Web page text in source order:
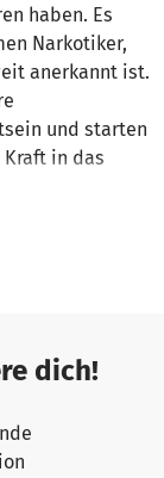
haben. Es
Narkotiker,
anerkannt ist.
und starten
Kraft in das
wurde es von
Väter
Familien zu
Der
dich!